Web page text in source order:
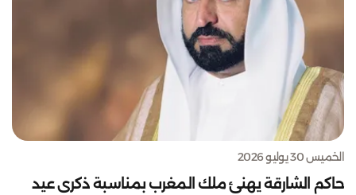
الخميس 30 يوليو 2026
حاكم الشارقة يهنئ ملك المغرب بمناسبة ذكرى عيد